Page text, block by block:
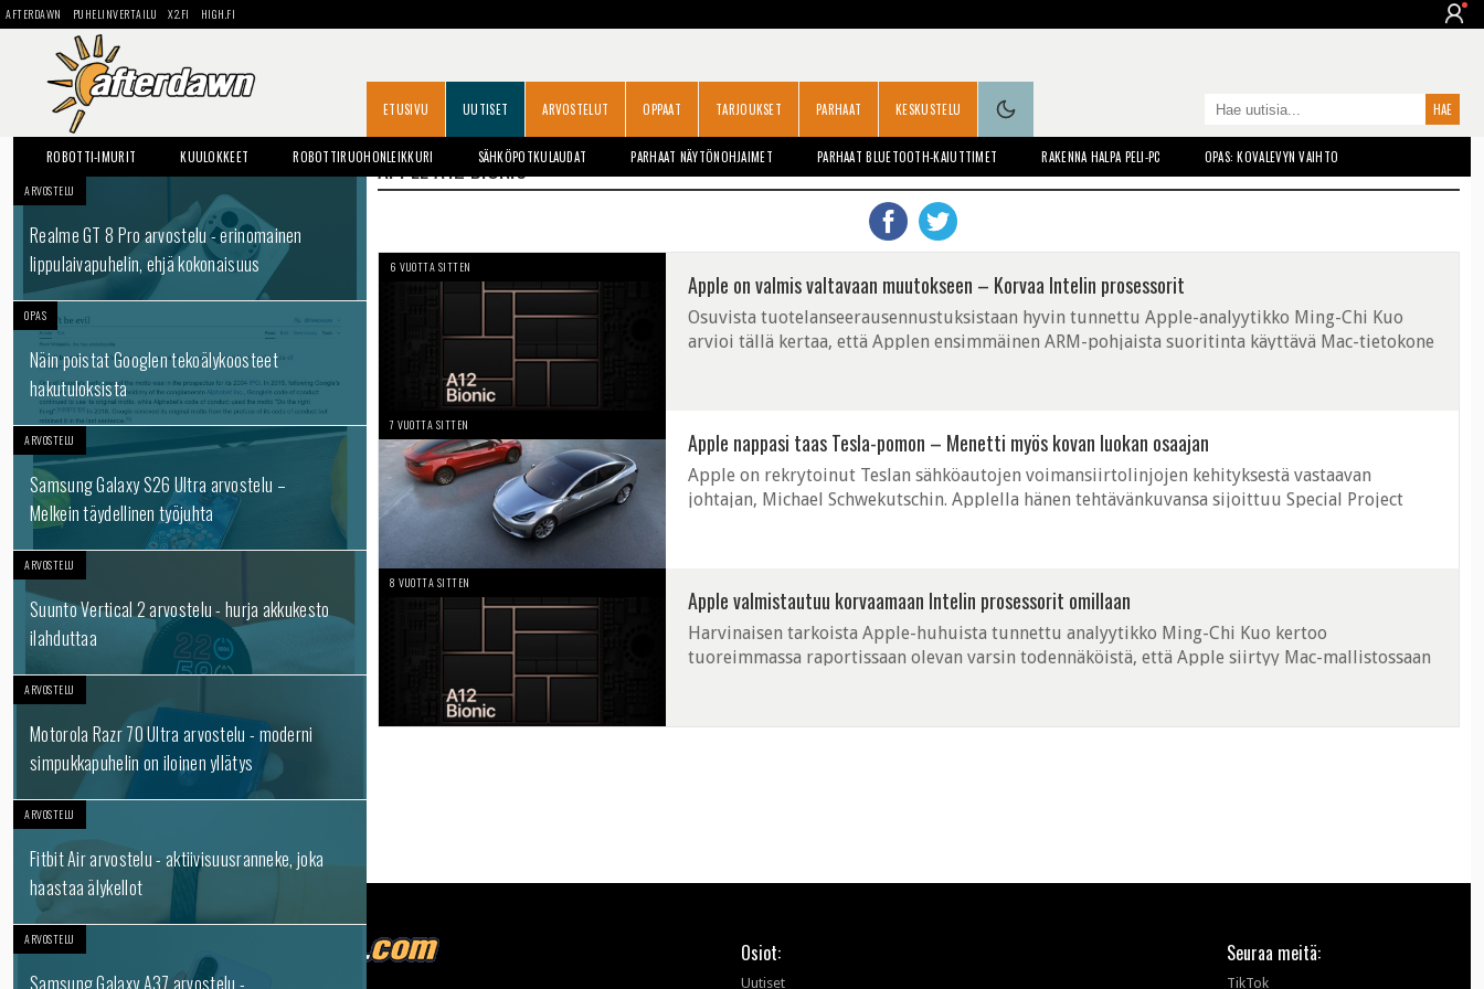
AFTERDAWN PUHELINVERTAILU X2.FI HIGH.FI
ETUSIVU UUTISET ARVOSTELUT OPPAAT TARJOUKSET PARHAAT KESKUSTELU
ROBOTTI-IMURIT KUULOKKEET ROBOTTIRUOHONLEIKKURI SÄHKÖPOTKULAUDAT PARHAAT NÄYTÖNOHJAIMET PARHAAT BLUETOOTH-KAIUTTIMET RAKENNA HALPA PELI-PC OPAS: KOVALEVYN VAIHTO
ARVOSTELU
Realme GT 8 Pro arvostelu - erinomainen
lippulaivapuhelin, ehjä kokonaisuus
OPAS
Näin poistat Googlen tekoälykoosteet
hakutuloksista
ARVOSTELU
Samsung Galaxy S26 Ultra arvostelu –
Melkein täydellinen työjuhta
ARVOSTELU
Suunto Vertical 2 arvostelu - hurja akkukesto
ilahduttaa
ARVOSTELU
Motorola Razr 70 Ultra arvostelu - moderni
simpukkapuhelin on iloinen yllätys
ARVOSTELU
Fitbit Air arvostelu - aktiivisuusranneke, joka
haastaa älykellot
ARVOSTELU
Samsung Galaxy A37 arvostelu -
APPLE A12 BIONIC
6 VUOTTA SITTEN
Apple on valmis valtavaan muutokseen – Korvaa Intelin prosessorit
Osuvista tuotelanseerausennustuksistaan hyvin tunnettu Apple-analyytikko Ming-Chi Kuo
arvioi tällä kertaa, että Applen ensimmäinen ARM-pohjaista suoritinta käyttävä Mac-tietokone
7 VUOTTA SITTEN
Apple nappasi taas Tesla-pomon – Menetti myös kovan luokan osaajan
Apple on rekrytoinut Teslan sähköautojen voimansiirtolinjojen kehityksestä vastaavan
johtajan, Michael Schwekutschin. Applella hänen tehtävänkuvansa sijoittuu Special Project
8 VUOTTA SITTEN
Apple valmistautuu korvaamaan Intelin prosessorit omillaan
Harvinaisen tarkoista Apple-huhuista tunnettu analyytikko Ming-Chi Kuo kertoo
tuoreimmassa raportissaan olevan varsin todennäköistä, että Apple siirtyy Mac-mallistossaan
Osiot:
Uutiset
Seuraa meitä:
TikTok